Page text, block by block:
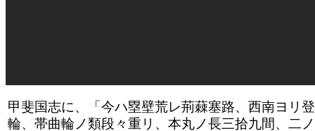
甲斐国志に、「今ハ塁壁荒レ荊蕀塞路、西南ヨリ
輪、帯曲輪ノ類段々重リ、本丸ノ長三拾九間、二